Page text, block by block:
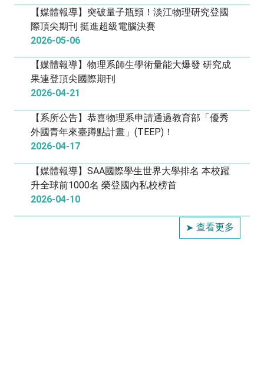
【媒體報導】突破量子瓶頸！淡江物理研究登國
際頂尖期刊 挺進超級電腦決賽
2026-05-06
【媒體報導】物理系師生學術量能大爆發 研究成
果連登頂尖國際期刊
2026-04-21
【系所公告】恭喜物理系申請通過教育部「優秀
外國青年來臺蹲點計畫」(TEEP)！
2026-04-17
【媒體報導】SAA國際學生世界大學排名 本校躍
升全球前1000名 榮登國內私校榜首
2026-04-10
查看更多